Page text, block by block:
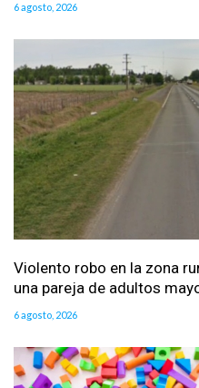
6 agosto, 2026
Violento robo en la zona
una pareja de adultos
6 agosto, 2026